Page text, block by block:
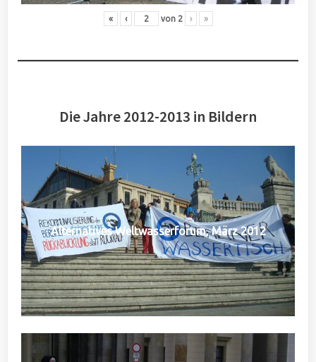
« ‹ von 2 › »
Die Jahre 2012-2013 in Bildern
Alternatives Weltwasserforum, März 2012